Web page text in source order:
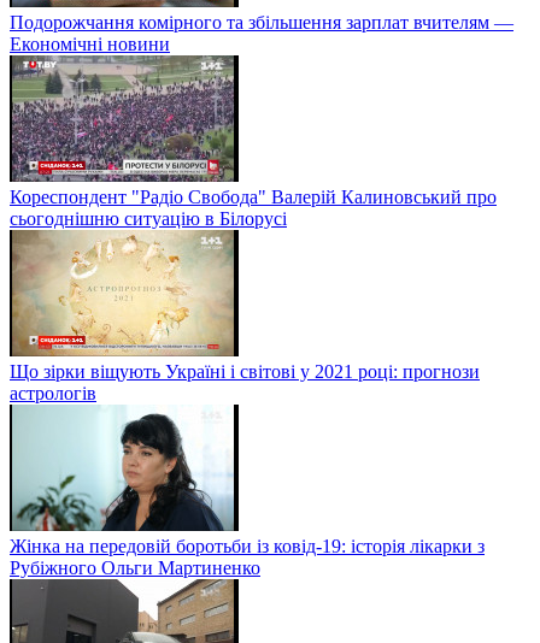
Подорожчання комірного та збільшення зарплат вчителям —
Економічні новини
Кореспондент "Радіо Свобода" Валерій Калиновський про
сьогоднішню ситуацію в Білорусі
Що зірки віщують Україні і світові у 2021 році: прогнози
астрологів
Жінка на передовій боротьби із ковід-19: історія лікарки з
Рубіжного Ольги Мартиненко